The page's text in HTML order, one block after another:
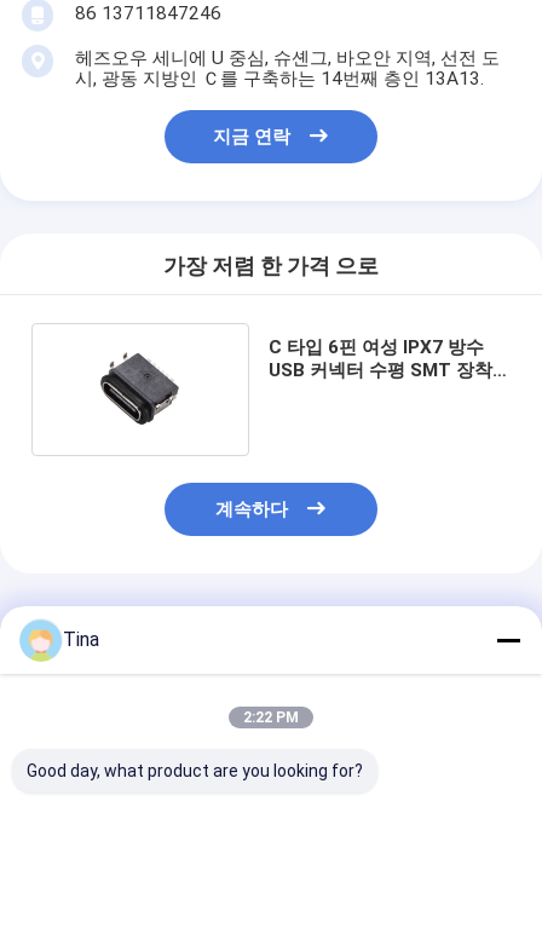
86 13711847246
헤즈오우 세니에 U 중심, 슈셴그, 바오안 지역, 선전 도
시, 광동 지방인 Ｃ를 구축하는 14번째 층인 13A13.
지금 연락
가장 저렴 한 가격 으로
C 타입 6핀 여성 IPX7 방수
USB 커넥터 수평 SMT 장착
계속하다
추천된 제품
Tina
2:22 PM
Good day, what product are you looking for?